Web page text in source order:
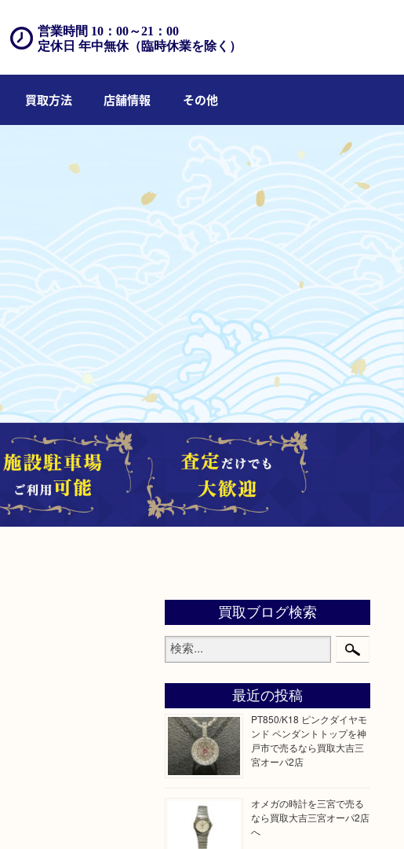
営業時間 10：00～21：00
定休日 年中無休（臨時休業を除く）
買取方法 店舗情報 その他
買取ブログ検索
最近の投稿
PT850/K18 ピンクダイヤモ
ンド ペンダントトップを神
戸市で売るなら買取大吉三
宮オーパ2店
オメガの時計を三宮で売る
なら買取大吉三宮オーパ2店
へ